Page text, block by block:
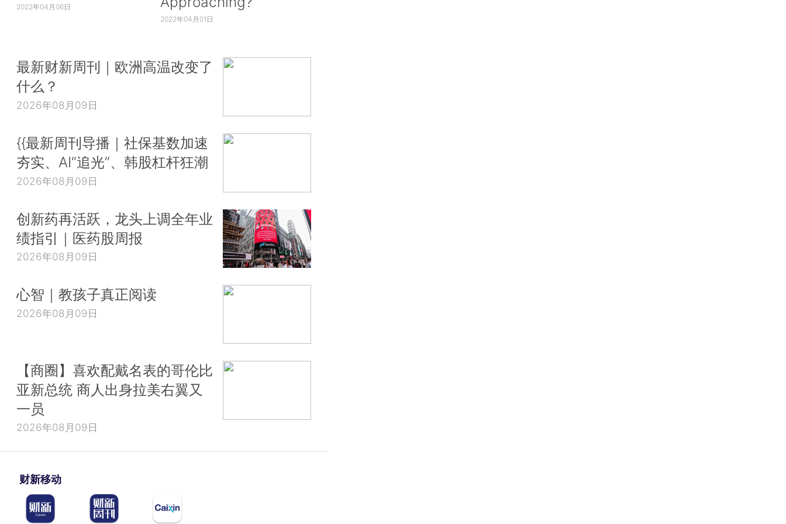
2022年04月06日
2022年04月01日
最新财新周刊｜欧洲高温改变了
什么？
2026年08月09日
{{最新周刊导播｜社保基数加速
夯实、AI“追光”、韩股杠杆狂潮
2026年08月09日
创新药再活跃，龙头上调全年业
绩指引｜医药股周报
2026年08月09日
心智｜教孩子真正阅读
2026年08月09日
【商圈】喜欢配戴名表的哥伦比
亚新总统 商人出身拉美右翼又
一员
2026年08月09日
财新移动